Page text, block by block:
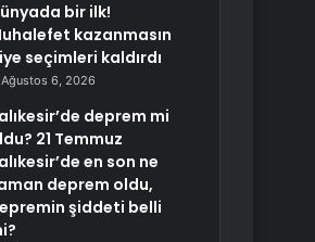
bir ilk!
kazanmasın
seçimleri kaldırdı
Ağustos 6, 2026
deprem mi
21 Temmuz
en son ne
deprem oldu,
şiddeti belli